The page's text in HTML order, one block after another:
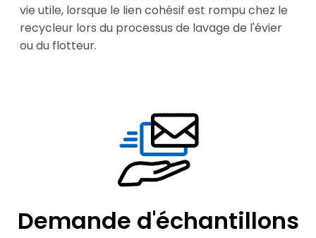
vie utile, lorsque le lien cohésif est rompu chez le
recycleur lors du processus de lavage de l'évier
ou du flotteur.
Demande d'échantillons